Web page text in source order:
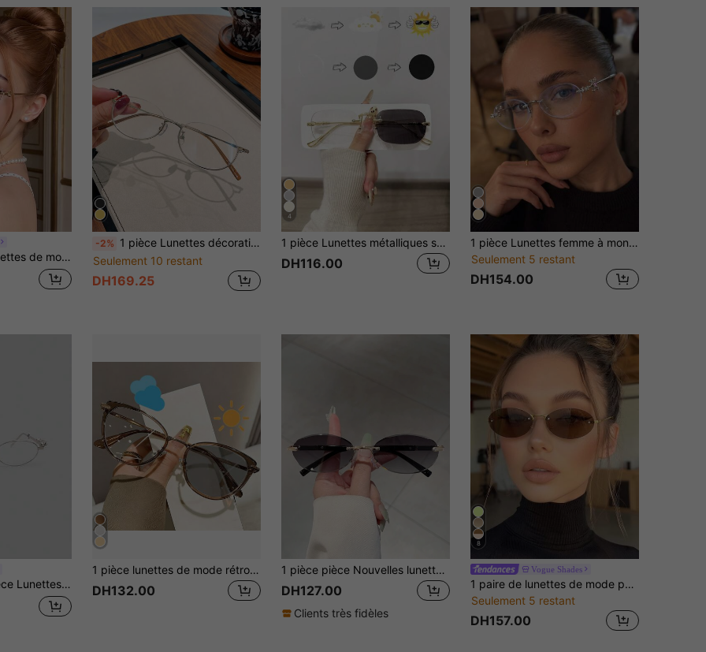
avec branches en métal diamant, verres décoratifs unis
-2% 1 pièce Lunettes décoratives ovales à demi-monture de style japonais pour femmes (incluant des verres transparents) convenant pour le cosplay, le port quotidien décontracté, monture en alliage & verres transparents
Seulement 10 restant
DH169.25
4
1 pièce Lunettes métalliques sans monture mode minimaliste unisexe
DH116.00
1 pièce Lunettes femme à monture ovale sans monture, petit cadre en métal avec strass bling bling, élégantes et premium, multicolores, style mode, jeune, personnalisé, vintage Y2K, verres unis, convient pour la photographie de rue, le travail, la rentrée scolaire, etc.
Seulement 5 restant
DH154.00
en intérieur, l'extérieur, les festivals de musique et la rentrée scolaire, verres transparents décoratifs
1 pièce lunettes de mode rétro mode œil de chat pour femmes, convient pour les sorties quotidiennes, les vacances, la plage, les activités en extérieur
DH132.00
1 pièce pièce Nouvelles lunettes de mode ovales sans monture pour femmes, verres dégradés multicolores, lunettes de luxe vintage pour hommes, convient pour les voyages, les vacances, le port décoratif
DH127.00
Clients très fidèles
8
Vogue Shades
1 paire de lunettes de mode pour femmes, couleur thé foncé, monture ovale sans bord, branches en métal, bord découpé personnalisé, petite monture, convient pour le port quotidien
Seulement 5 restant
DH157.00